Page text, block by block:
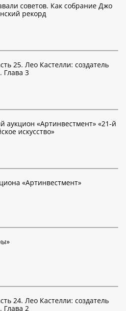
советов. Как собрание Джо
рекорд
25. Лео Кастелли: создатель
Глава 3
аукцион «Артинвестмент» «21-й
искусство»
«Артинвестмент»
24. Лео Кастелли: создатель
Глава 2